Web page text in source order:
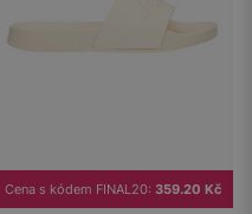
Cena s kódem FINAL20: 359.20 Kč